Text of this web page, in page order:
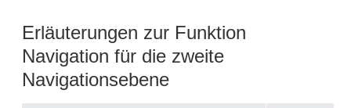
Erläuterungen zur Funktion
Navigation für die zweite
Navigationsebene